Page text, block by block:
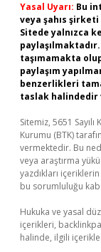
Yasal Uyarı: Bu
veya şahıs
Sitede yalnızca
taşımamakta
paylaşım
benzerlikleri
taslak halindedir
Sitemiz, 5651
Kurumu (BTK)
vermektedir. Bu
veya araştırma
yazdıkları
bu sorumluluğu
Hukuka ve yasal
içerikleri,
halinde, ilgili